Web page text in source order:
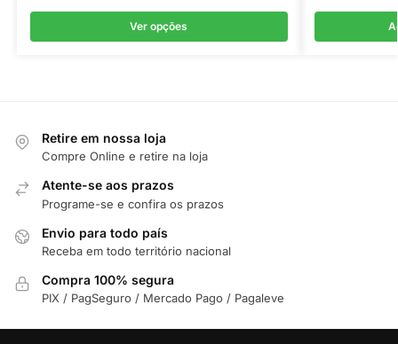
Ver opções
Retire em nossa loja
Compre Online e retire na loja
Atente-se aos prazos
Programe-se e confira os prazos
Envio para todo país
Receba em todo território nacional
Compra 100% segura
PIX / PagSeguro / Mercado Pago / Pagaleve